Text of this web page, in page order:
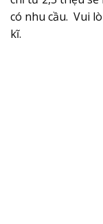
có nhu cầu. Vui
kĩ.